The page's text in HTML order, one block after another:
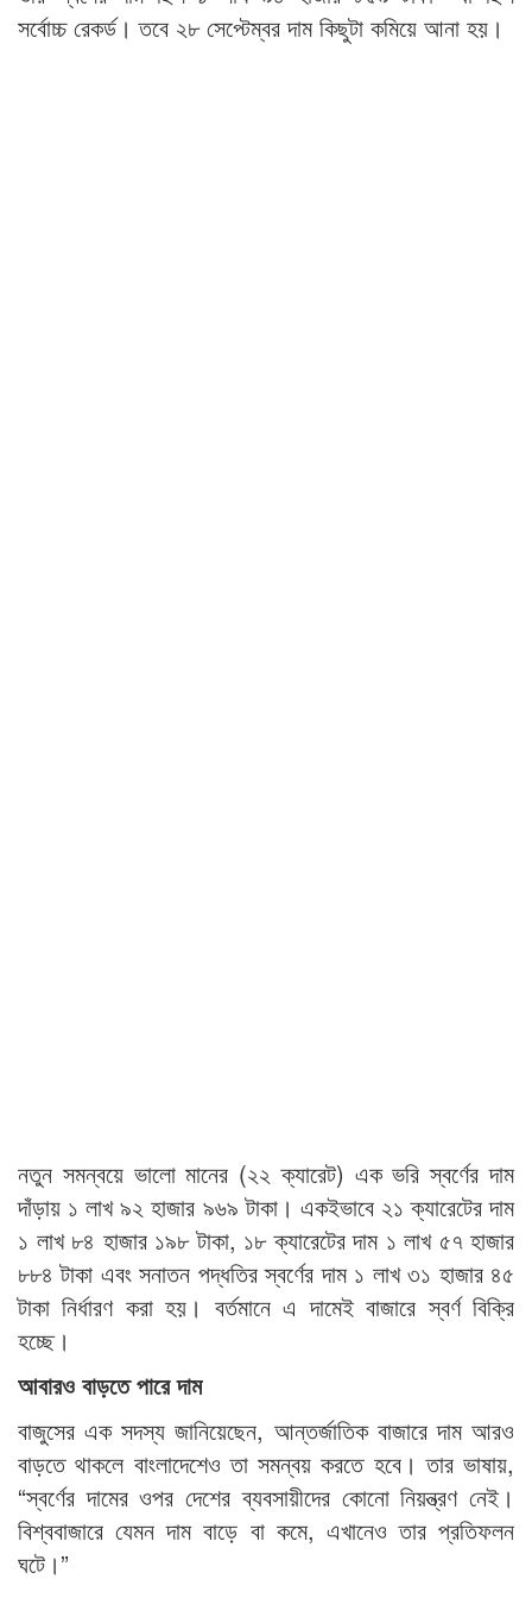
সর্বোচ্চ রেকর্ড। তবে ২৮ সেপ্টেম্বর দাম কিছুটা কমিয়ে আনা হয়।
নতুন সমন্বয়ে ভালো মানের (২২ ক্যারেট) এক ভরি স্বর্ণের দাম
দাঁড়ায় ১ লাখ ৯২ হাজার ৯৬৯ টাকা। একইভাবে ২১ ক্যারেটের দাম
১ লাখ ৮৪ হাজার ১৯৮ টাকা, ১৮ ক্যারেটের দাম ১ লাখ ৫৭ হাজার
৮৮৪ টাকা এবং সনাতন পদ্ধতির স্বর্ণের দাম ১ লাখ ৩১ হাজার ৪৫
টাকা নির্ধারণ করা হয়। বর্তমানে এ দামেই বাজারে স্বর্ণ বিক্রি
হচ্ছে।
আবারও বাড়তে পারে দাম
বাজুসের এক সদস্য জানিয়েছেন, আন্তর্জাতিক বাজারে দাম আরও
বাড়তে থাকলে বাংলাদেশেও তা সমন্বয় করতে হবে। তার ভাষায়,
“স্বর্ণের দামের ওপর দেশের ব্যবসায়ীদের কোনো নিয়ন্ত্রণ নেই।
বিশ্ববাজারে যেমন দাম বাড়ে বা কমে, এখানেও তার প্রতিফলন
ঘটে।”